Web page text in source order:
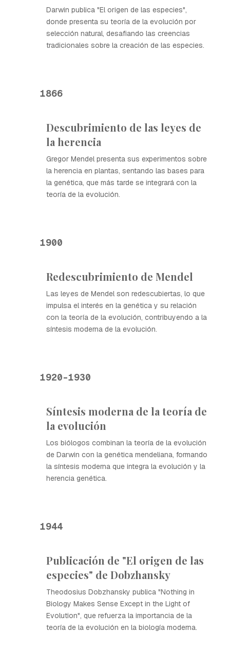
Darwin publica "El origen de las especies",
donde presenta su teoría de la evolución por
selección natural, desafiando las creencias
tradicionales sobre la creación de las especies.
1866
Descubrimiento de las leyes de
la herencia
Gregor Mendel presenta sus experimentos sobre
la herencia en plantas, sentando las bases para
la genética, que más tarde se integrará con la
teoría de la evolución.
1900
Redescubrimiento de Mendel
Las leyes de Mendel son redescubiertas, lo que
impulsa el interés en la genética y su relación
con la teoría de la evolución, contribuyendo a la
síntesis moderna de la evolución.
1920-1930
Síntesis moderna de la teoría de
la evolución
Los biólogos combinan la teoría de la evolución
de Darwin con la genética mendeliana, formando
la síntesis moderna que integra la evolución y la
herencia genética.
1944
Publicación de "El origen de las
especies" de Dobzhansky
Theodosius Dobzhansky publica "Nothing in
Biology Makes Sense Except in the Light of
Evolution", que refuerza la importancia de la
teoría de la evolución en la biología moderna.